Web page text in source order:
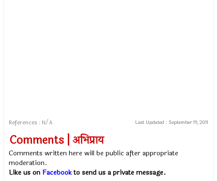
References : N/A Last Updated : September 19, 2011
Comments | अभिप्राय
Comments written here will be public after appropriate
moderation.
Like us on Facebookto send us a private message.